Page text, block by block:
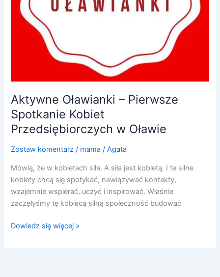
Aktywne Oławianki – Pierwsze
Spotkanie Kobiet
Przedsiębiorczych w Oławie
Zostaw komentarz / mama /Agata
Mówią, że w kobietach siła. A siła jest kobietą. I te silne
kobiety chcą się spotykać, nawiązywać kontakty,
wzajemnie wspierać, uczyć i inspirować. Właśnie
zaczęłyśmy tę kobiecą silną społeczność budować
Dowiedz się więcej »